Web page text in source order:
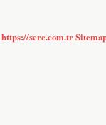
https://sere.com.tr